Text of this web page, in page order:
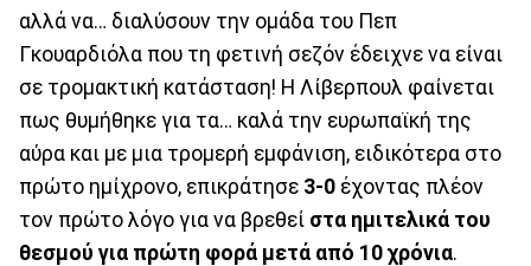
αλλά να… διαλύσουν την ομάδα του Πεπ
Γκουαρδιόλα που τη φετινή σεζόν έδειχνε να είναι
σε τρομακτική κατάσταση! Η Λίβερπουλ φαίνεται
πως θυμήθηκε για τα… καλά την ευρωπαϊκή της
αύρα και με μια τρομερή εμφάνιση, ειδικότερα στο
πρώτο ημίχρονο, επικράτησε 3-0 έχοντας πλέον
τον πρώτο λόγο για να βρεθεί στα ημιτελικά του
θεσμού για πρώτη φορά μετά από 10 χρόνια.